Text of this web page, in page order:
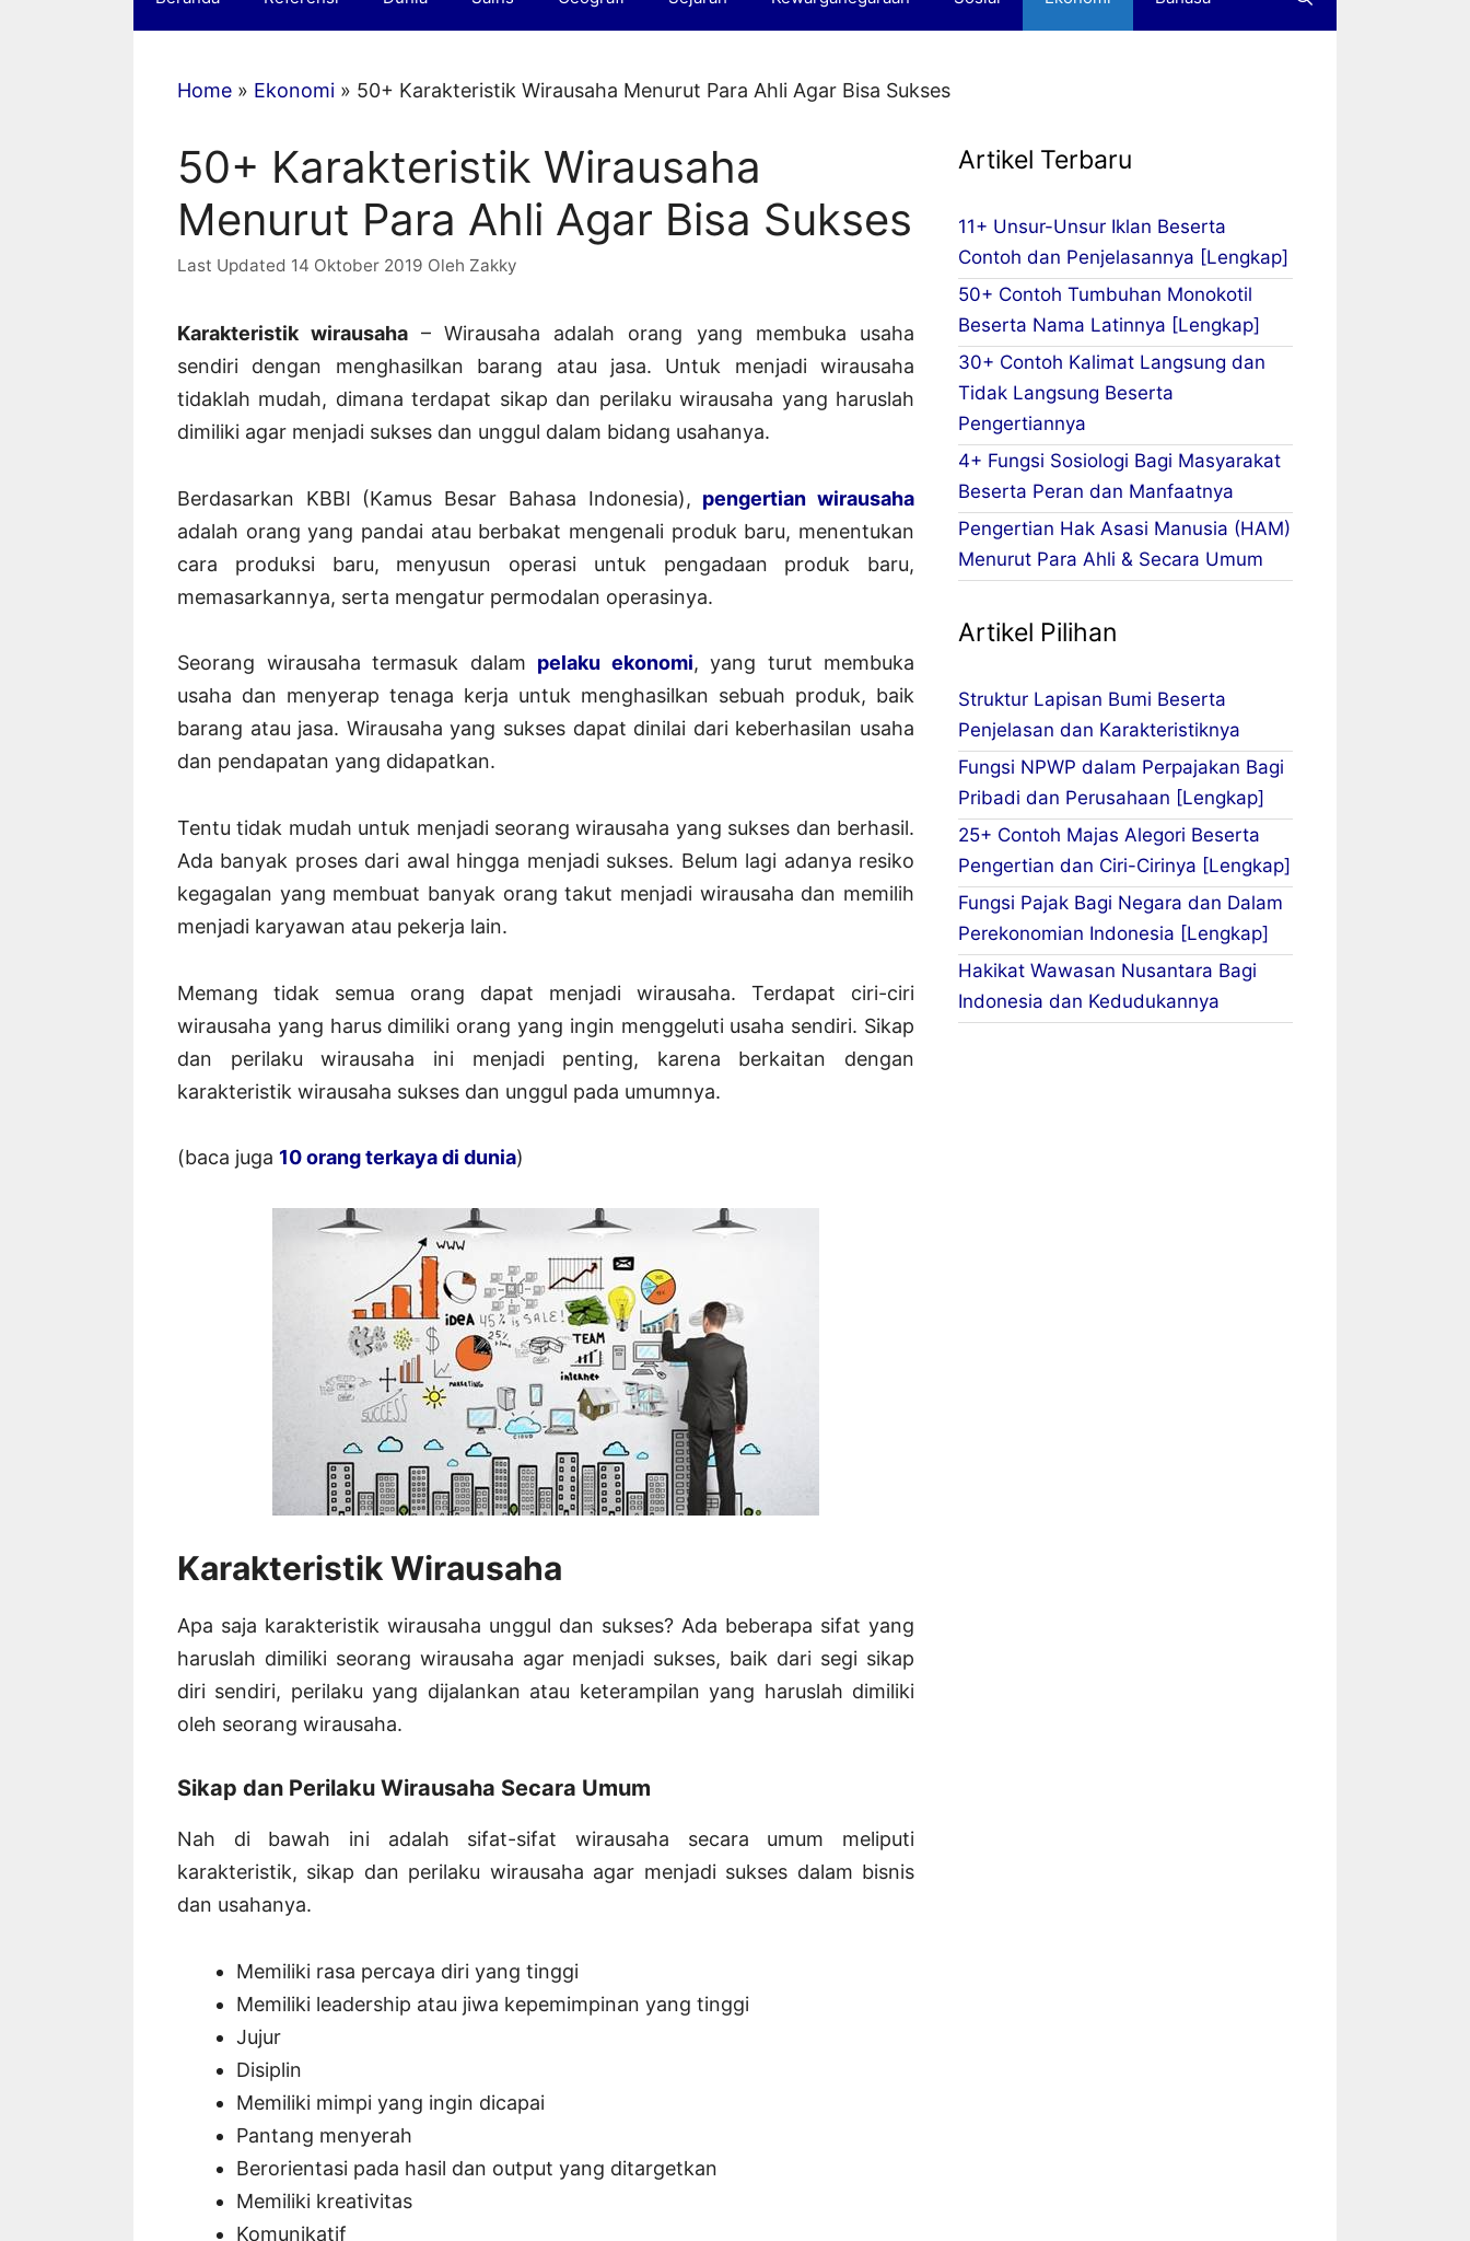
Home » Ekonomi » 50+ Karakteristik Wirausaha Menurut Para Ahli Agar Bisa Sukses
50+ Karakteristik Wirausaha
Menurut Para Ahli Agar Bisa Sukses
14 Oktober 2019 Oleh Zakky
Karakteristik wirausaha – Wirausaha adalah orang yang membuka usaha
sendiri dengan menghasilkan barang atau jasa. Untuk menjadi wirausaha
tidaklah mudah, dimana terdapat sikap dan perilaku wirausaha yang haruslah
dimiliki agar menjadi sukses dan unggul dalam bidang usahanya.
Berdasarkan KBBI (Kamus Besar Bahasa Indonesia), pengertian wirausaha
adalah orang yang pandai atau berbakat mengenali produk baru, menentukan
cara produksi baru, menyusun operasi untuk pengadaan produk baru,
memasarkannya, serta mengatur permodalan operasinya.
Seorang wirausaha termasuk dalam pelaku ekonomi, yang turut membuka
usaha dan menyerap tenaga kerja untuk menghasilkan sebuah produk, baik
barang atau jasa. Wirausaha yang sukses dapat dinilai dari keberhasilan usaha
dan pendapatan yang didapatkan.
Tentu tidak mudah untuk menjadi seorang wirausaha yang sukses dan berhasil.
Ada banyak proses dari awal hingga menjadi sukses. Belum lagi adanya resiko
kegagalan yang membuat banyak orang takut menjadi wirausaha dan memilih
menjadi karyawan atau pekerja lain.
Memang tidak semua orang dapat menjadi wirausaha. Terdapat ciri-ciri
wirausaha yang harus dimiliki orang yang ingin menggeluti usaha sendiri. Sikap
dan perilaku wirausaha ini menjadi penting, karena berkaitan dengan
karakteristik wirausaha sukses dan unggul pada umumnya.
(baca juga 10 orang terkaya di dunia)
Karakteristik Wirausaha
Apa saja karakteristik wirausaha unggul dan sukses? Ada beberapa sifat yang
haruslah dimiliki seorang wirausaha agar menjadi sukses, baik dari segi sikap
diri sendiri, perilaku yang dijalankan atau keterampilan yang haruslah dimiliki
oleh seorang wirausaha.
Sikap dan Perilaku Wirausaha Secara Umum
Nah di bawah ini adalah sifat-sifat wirausaha secara umum meliputi
karakteristik, sikap dan perilaku wirausaha agar menjadi sukses dalam bisnis
dan usahanya.
Memiliki rasa percaya diri yang tinggi
Memiliki leadership atau jiwa kepemimpinan yang tinggi
Jujur
Disiplin
Memiliki mimpi yang ingin dicapai
Pantang menyerah
Berorientasi pada hasil dan output yang ditargetkan
Memiliki kreativitas
Komunikatif
Artikel Terbaru
11+ Unsur-Unsur Iklan Beserta
Contoh dan Penjelasannya [Lengkap]
50+ Contoh Tumbuhan Monokotil
Beserta Nama Latinnya [Lengkap]
30+ Contoh Kalimat Langsung dan
Tidak Langsung Beserta
Pengertiannya
4+ Fungsi Sosiologi Bagi Masyarakat
Beserta Peran dan Manfaatnya
Pengertian Hak Asasi Manusia (HAM)
Menurut Para Ahli & Secara Umum
Artikel Pilihan
Struktur Lapisan Bumi Beserta
Penjelasan dan Karakteristiknya
Fungsi NPWP dalam Perpajakan Bagi
Pribadi dan Perusahaan [Lengkap]
25+ Contoh Majas Alegori Beserta
Pengertian dan Ciri-Cirinya [Lengkap]
Fungsi Pajak Bagi Negara dan Dalam
Perekonomian Indonesia [Lengkap]
Hakikat Wawasan Nusantara Bagi
Indonesia dan Kedudukannya